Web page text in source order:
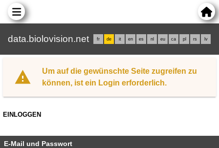
data.biolovision.net fr de it en es nl eu ca pl rs lv
Um auf die gewünschte Seite zugreifen zu
können, ist ein Login erforderlich.
EINLOGGEN
E-Mail und Passwort